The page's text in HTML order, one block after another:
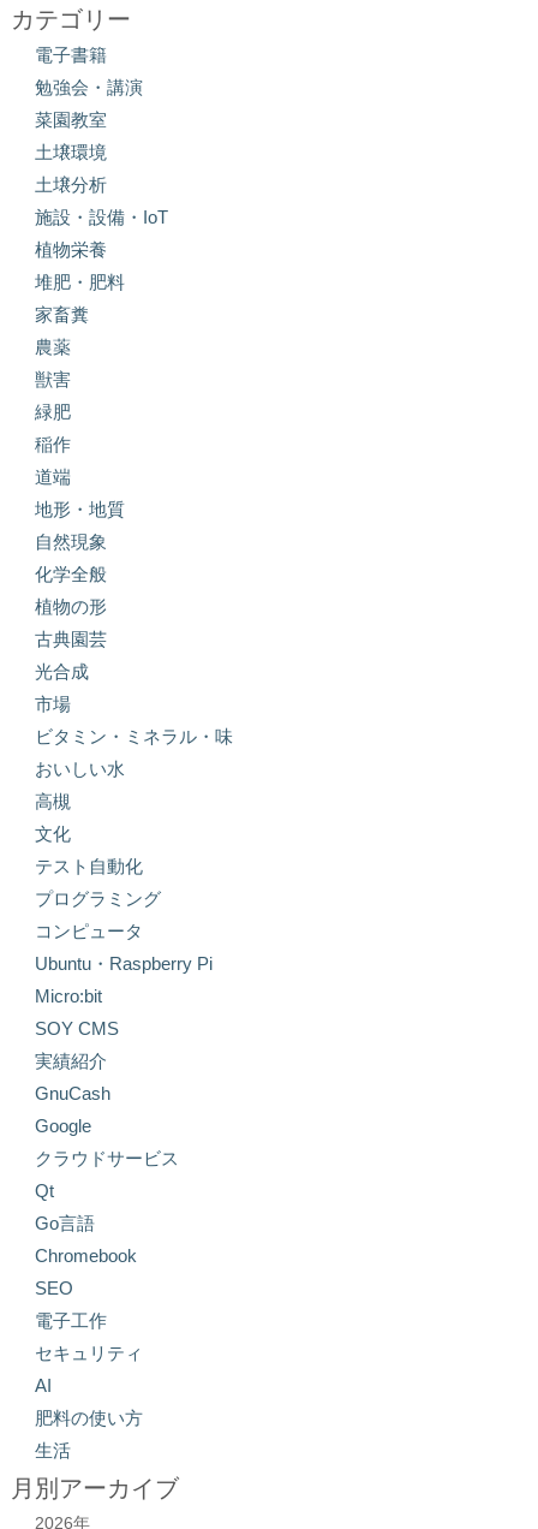
カテゴリー
電子書籍
勉強会・講演
菜園教室
土壌環境
土壌分析
施設・設備・IoT
植物栄養
堆肥・肥料
家畜糞
農薬
獣害
緑肥
稲作
道端
地形・地質
自然現象
化学全般
植物の形
古典園芸
光合成
市場
ビタミン・ミネラル・味
おいしい水
高槻
文化
テスト自動化
プログラミング
コンピュータ
Ubuntu・Raspberry Pi
Micro:bit
SOY CMS
実績紹介
GnuCash
Google
クラウドサービス
Qt
Go言語
Chromebook
SEO
電子工作
セキュリティ
AI
肥料の使い方
生活
月別アーカイブ
2026年